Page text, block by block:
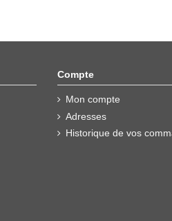
Compte
Mon compte
Adresses
Historique de vos